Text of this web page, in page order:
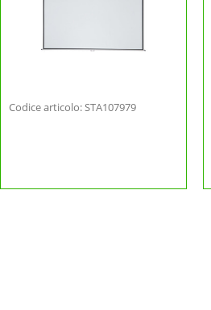
Codice articolo: STA107979